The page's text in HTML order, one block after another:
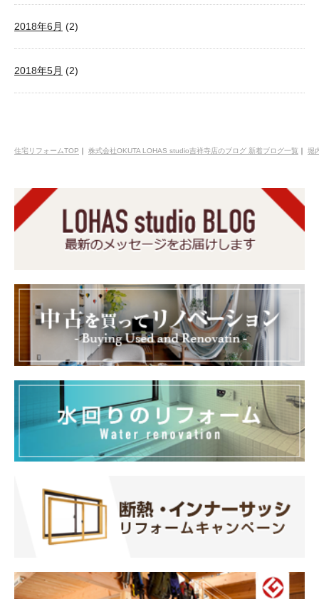
2018年6月 (2)
2018年5月 (2)
住宅リフォームTOP ｜ 株式会社OKUTA LOHAS studio吉祥寺店のブログ 新着ブログ一覧 ｜ 堀